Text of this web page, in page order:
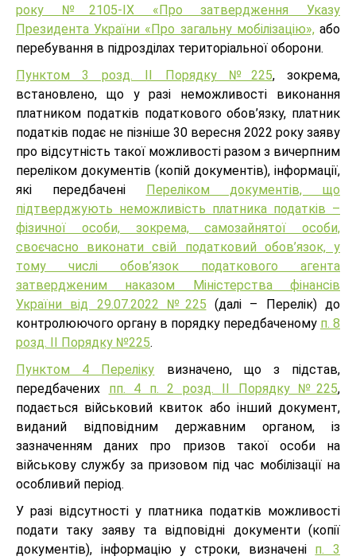
року №2105-IX «Про затвердження Указу
Президента України «Про загальну мобілізацію»,або
перебування в підрозділах територіальної оборони.
Пунктом 3 розд. ІІ Порядку №225, зокрема,
встановлено, що у разі неможливості виконання
платником податків податкового обов’язку, платник
податків подає не пізніше 30 вересня 2022 року заяву
про відсутність такої можливості разом з вичерпним
переліком документів (копій документів), інформації,
які передбачені
Переліком документів, що
підтверджують неможливість платника податків –
фізичної особи, зокрема, самозайнятої особи,
своєчасно виконати свій податковий обов’язок, у
тому числі обов’язок податкового агента
затвердженим наказом Міністерства фінансів
України від 29.07.2022 №225 (далі – Перелік) до
контролюючого органу в порядку передбаченому п. 8
розд. ІІ Порядку №225.
Пунктом 4 Переліку визначено, що з підстав,
передбачених пп. 4 п. 2 розд. II Порядку №225,
подається військовий квиток або інший документ,
виданий відповідним державним органом, із
зазначенням даних про призов такої особи на
військову службу за призовом під час мобілізації на
особливий період.
У разі відсутності у платника податків можливості
подати таку заяву та відповідні документи (копії
документів), інформацію у строки, визначені п. 3